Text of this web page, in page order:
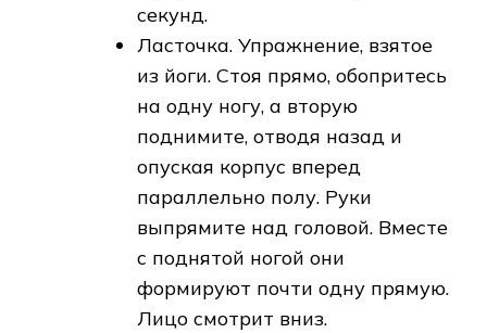
секунд.
Ласточка. Упражнение, взятое
из йоги. Стоя прямо, обопритесь
на одну ногу, а вторую
поднимите, отводя назад и
опуская корпус вперед
параллельно полу. Руки
выпрямите над головой. Вместе
с поднятой ногой они
формируют почти одну прямую.
Лицо смотрит вниз.